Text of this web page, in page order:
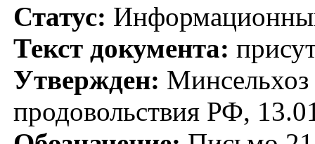
Статус:
Текст документа:
Утвержден: Минсельхоз
продовольствия РФ,